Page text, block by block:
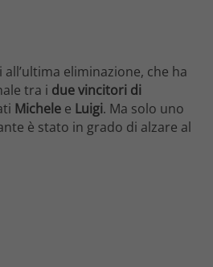
eliminazione, che ha
tra i due vincitori di
Michele e Luigi. Ma solo uno
è stato in grado di alzare al